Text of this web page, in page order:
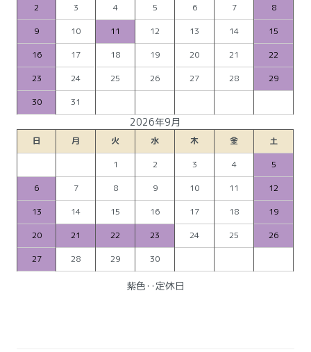
2
3 4 5 6 7
8
9
10 11 12 13 14
15
16
17 18 19 20 21
22
23
24 25 26 27 28
29
30
31
2026年9月
日 月 火 水 木 金
土
1
2 3 4
5
6
7 8 9 10 11
12
13
14 15 16 17 18
19
20
21 22 23 24 25
26
27
28 29 30
紫色‥定休日